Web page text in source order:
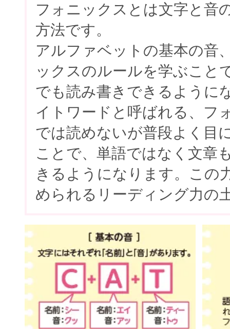
フォニックスとは文字と音
方法です。
アルファベットの基本の音
ックスのルールを学ぶこと
でも読み書きできるように
イトワードと呼ばれる、フ
では読めないが普段よく目
ことで、単語ではなく文章
きるようになります。この
められるリーディング力の